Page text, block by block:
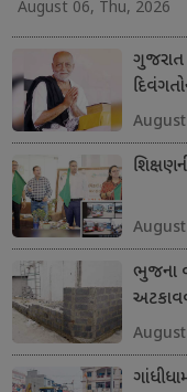
August 06, Thu, 2026
ગુજરાત
ભુજના